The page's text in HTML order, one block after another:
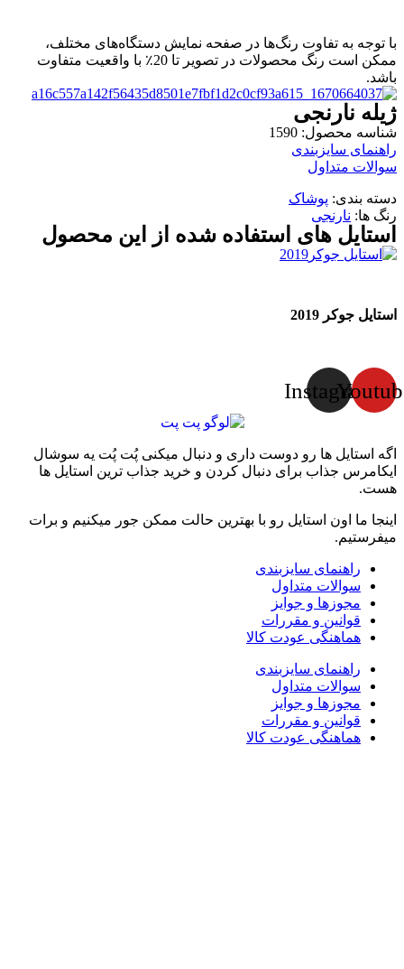
با توجه به تفاوت رنگ‌ها در صفحه نمایش دستگاه‌های مختلف،
ممکن است رنگ محصولات در تصویر تا 20٪ با واقعیت متفاوت
باشد.
ژیله نارنجی
شناسه محصول: 1590
راهنمای سایزبندی
سوالات متداول
دسته بندی: پوشاک
رنگ ها: نارنجی
استایل های استفاده شده از این محصول
استایل جوکر 2019
Instagram
اگه استایل ها رو دوست داری و دنبال میکنی پُت پُت یه سوشال
ایکامرس جذاب برای دنبال کردن و خرید جذاب ترین استایل ها
هست.
اینجا ما اون استایل رو با بهترین حالت ممکن جور میکنیم و برات
میفرستیم.
راهنمای سایزبندی
سوالات متداول
مجوزها و جوایز
قوانین و مقررات
هماهنگی عودت کالا
راهنمای سایزبندی
سوالات متداول
مجوزها و جوایز
قوانین و مقررات
هماهنگی عودت کالا